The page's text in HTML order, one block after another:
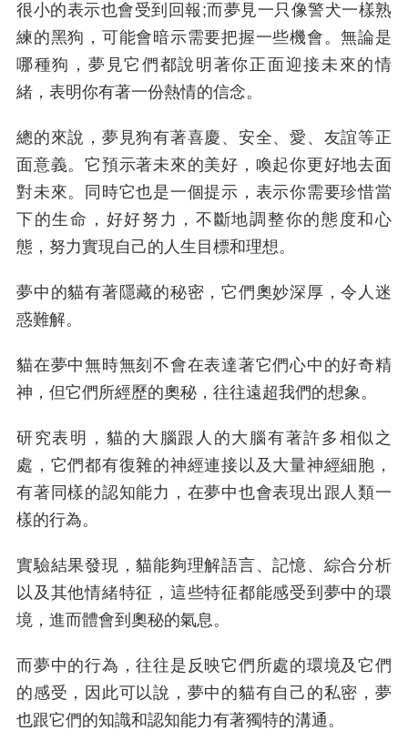
很小的表示也會受到回報;而夢見一只像警犬一樣熟
練的黑狗，可能會暗示需要把握一些機會。無論是
哪種狗，夢見它們都說明著你正面迎接未來的情
緒，表明你有著一份熱情的信念。
總的來說，夢見狗有著喜慶、安全、愛、友誼等正
面意義。它預示著未來的美好，喚起你更好地去面
對未來。同時它也是一個提示，表示你需要珍惜當
下的生命，好好努力，不斷地調整你的態度和心
態，努力實現自己的人生目標和理想。
夢中的貓有著隱藏的秘密，它們奧妙深厚，令人迷
惑難解。
貓在夢中無時無刻不會在表達著它們心中的好奇精
神，但它們所經歷的奧秘，往往遠超我們的想象。
研究表明，貓的大腦跟人的大腦有著許多相似之
處，它們都有復雜的神經連接以及大量神經細胞，
有著同樣的認知能力，在夢中也會表現出跟人類一
樣的行為。
實驗結果發現，貓能夠理解語言、記憶、綜合分析
以及其他情緒特征，這些特征都能感受到夢中的環
境，進而體會到奧秘的氣息。
而夢中的行為，往往是反映它們所處的環境及它們
的感受，因此可以說，夢中的貓有自己的私密，夢
也跟它們的知識和認知能力有著獨特的溝通。